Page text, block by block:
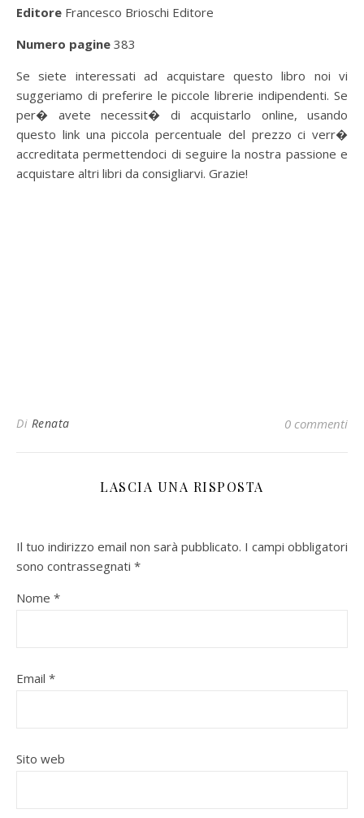
Editore Francesco Brioschi Editore
Numero pagine 383
Se siete interessati ad acquistare questo libro noi vi
suggeriamo di preferire le piccole librerie indipendenti. Se
per� avete necessit� di acquistarlo online, usando
questo link una piccola percentuale del prezzo ci verr�
accreditata permettendoci di seguire la nostra passione e
acquistare altri libri da consigliarvi. Grazie!
Di Renata 0 commenti
LASCIA UNA RISPOSTA
Il tuo indirizzo email non sarà pubblicato. I campi obbligatori
sono contrassegnati *
Nome *
Email *
Sito web